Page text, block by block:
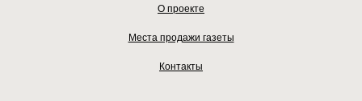
О проекте
Места продажи газеты
Контакты